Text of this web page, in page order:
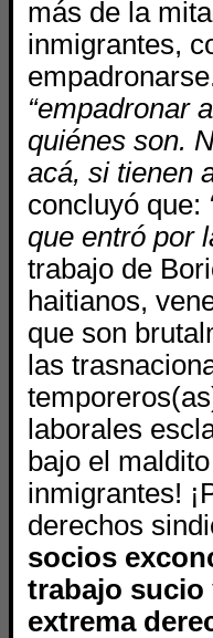
más de la
inmigrantes,
“empadronar
quiénes son.
acá, si tienen
concluyó que:
que entró por
trabajo de
haitianos,
que son
las
laborales
bajo el
inmigrantes!
derechos
socios
trabajo sucio
extrema